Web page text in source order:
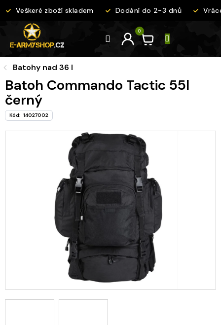
na
Veškeré zboží skladem Dodání do 2-3 dnů
Batohy nad 36 l
Batoh Commando Tactic 55l
černý
Kód: 14027002